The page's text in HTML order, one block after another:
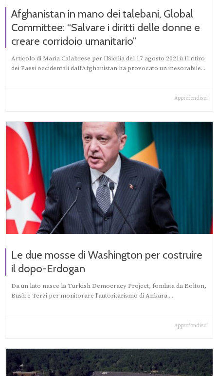
Afghanistan in mano dei talebani, Global
Committee: “Salvare i diritti delle donne e
creare corridoio umanitario”
Articolo di Maria Calabrese per IlSicilia del 17 agosto 2021ù Il ritiro
dei Paesi occidentali dall’Afghanistan ha provocato un inesorabile...
Approfondisci
Le due mosse di Washington per costruire
il dopo-Erdogan
Da un lato nasce la Turkish Democracy Project, fondata da Bolton,
Bush e Terzi per monitorare l’autoritarismo di Ankara....
Approfondisci